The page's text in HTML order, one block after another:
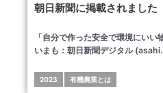
朝日新聞に掲載されました
「自分で作った安全で環境にい
いまも：朝日新聞デジタル
2023 有機農業とは